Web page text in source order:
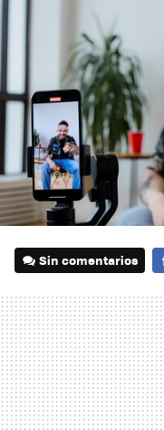
Sin comentarios